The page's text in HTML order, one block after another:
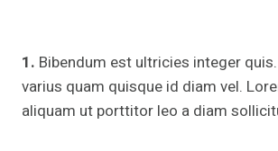
1. Bibendum est ultricies integer
varius quam quisque id diam vel.
aliquam ut porttitor leo a diam